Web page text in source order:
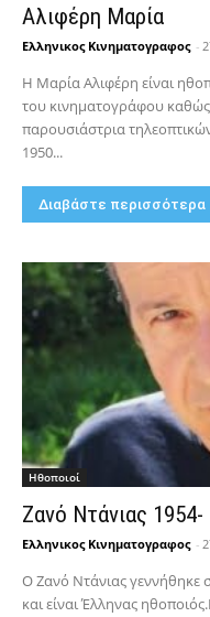
Αλιφέρη Μαρία
Ελληνικος Κινηματογραφος -
Η Μαρία Αλιφέρη είναι
του κινηματογράφου
παρουσιάστρια
1950...
Διαβάστε περισσότερα
Hθοποιοί
Ζανό Ντάνιας 1954-
Ελληνικος Κινηματογραφος -
Ο Ζανό Ντάνιας γεννήθηκε
και είναι Έλληνας